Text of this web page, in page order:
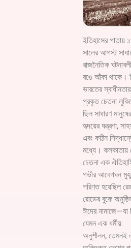
ইতিহাসের পাতায়
সালের আগস্ট
রাজনৈতিক
রঙে আঁকা থাকে।
ভারতের স্বাধীনতার
প্রকৃত চেতনা
ছিল সাধারণ মানুষের
হৃদয়ের যন্ত্রণা,
এবং কঠিন
মধ্যে। কলকাতায়
চেতনা এক
গভীর আবেগঘন
পরিণত হয়েছিল
রোডের বুকে
ঈদের নামাজে—যা
যেমন এক ধর্মীয়
অনুশীলন, তেমনই